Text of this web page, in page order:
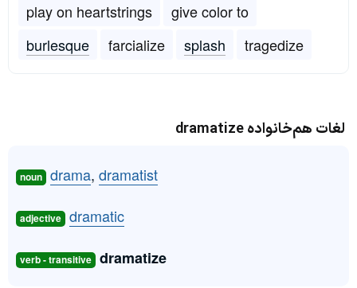
play on heartstrings
give color to
burlesque
farcialize splash tragedize
لغات هم‌خانواده dramatize
noun drama, dramatist
adjective dramatic
verb - transitive dramatize